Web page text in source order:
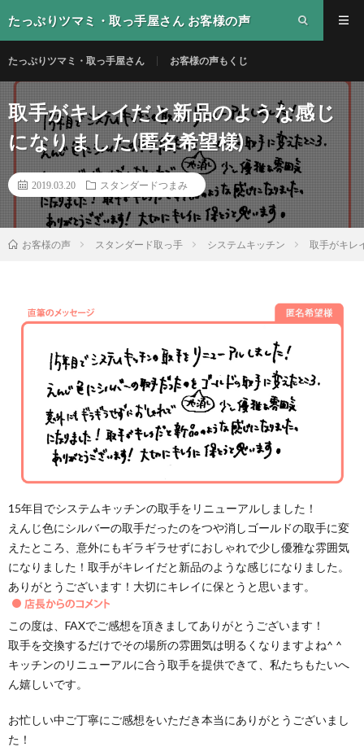
たっぷりツマミ・取っ手屋さん お客様の声
たっぷりツマミ・取っ手屋さん お客様の声もくじ
取手がキレイだと新品のような感じ
になりました(匿名希望様)
2019.03.20 スタンダードつまみ
お客様の声 スタンダード取っ手 システムキッチン 取手がキレ
15年目でシステムキッチンの取手をリニューアルしました！
えんじ色にシルバーの取手だったのをつや消しゴールドの取手に変
えたところ、意外にもギラギラせずにおしゃれで少し優雅な雰囲気
になりました！取手がキレイだと新品のような感じになりました。
ありがとうございます！大切にキレイに保とうと思います。
この度は、FAXでご感想を頂きましてありがとうございます！
取手を交換するだけでその場所の雰囲気は明るくなりますよね^ ^
キッチンのリニューアルに合う取手を提供できて、私たちもたいへ
ん嬉しいです。
お忙しい中ご丁寧にご感想をいただき本当にありがとうございまし
た！